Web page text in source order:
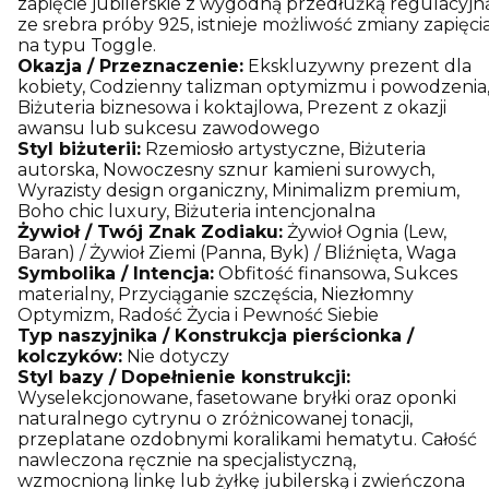
ze srebra próby 925, istnieje możliwość zmiany
na typu Toggle.
Okazja / Przeznaczenie: Ekskluzywny prezent dla
kobiety, Codzienny talizman optymizmu i powodzenia,
Biżuteria biznesowa i koktajlowa, Prezent z okazji
awansu lub sukcesu zawodowego
Styl biżuterii: Rzemiosło artystyczne, Biżuteria
autorska, Nowoczesny sznur kamieni surowych,
Wyrazisty design organiczny, Minimalizm premium,
Boho chic luxury, Biżuteria intencjonalna
Żywioł / Twój Znak Zodiaku: Żywioł Ognia (Lew,
Baran) / Żywioł Ziemi (Panna, Byk) / Bliźnięta, Waga
Symbolika / Intencja: Obfitość finansowa, Sukces
materialny, Przyciąganie szczęścia, Niezłomny
Optymizm, Radość Życia i Pewność Siebie
Typ naszyjnika / Konstrukcja pierścionka /
kolczyków: Nie dotyczy
Styl bazy / Dopełnienie konstrukcji:
Wyselekcjonowane, fasetowane bryłki oraz oponki
naturalnego cytrynu o zróżnicowanej tonacji,
przeplatane ozdobnymi koralikami hematytu. Całość
nawleczona ręcznie na specjalistyczną,
wzmocnioną linkę lub żyłkę jubilerską i zwieńczona